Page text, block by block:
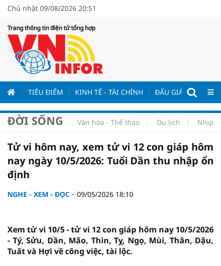
Chủ nhật 09/08/2026 20:51
Trang thông tin điện tử tổng hợp
TIÊU ĐIỂM KINH TẾ - TÀI CHÍNH ĐẤU GIÁ - ĐẤU
ĐỜI SỐNG Văn hóa - Thể thao Du lịch Nhịp
Tử vi hôm nay, xem tử vi 12 con giáp hôm
nay ngày 10/5/2026: Tuổi Dần thu nhập ổn
định
NGHE - XEM - ĐỌC 09/05/2026 18:10
Xem tử vi 10/5 - tử vi 12 con giáp hôm nay 10/5/2026
- Tý, Sửu, Dần, Mão, Thìn, Tỵ, Ngọ, Mùi, Thân, Dậu,
Tuất và Hợi về công việc, tài lộc.